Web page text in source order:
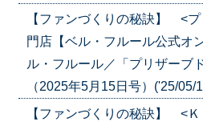
【ファンづくりの秘訣】 <
門店【ベル・フルール公式
ル・フルール／「プリザーブ
（2025年5月15日号）('25/05/
【ファンづくりの秘訣】 <